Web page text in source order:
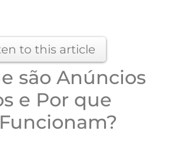
to this article
são Anúncios
e Por que